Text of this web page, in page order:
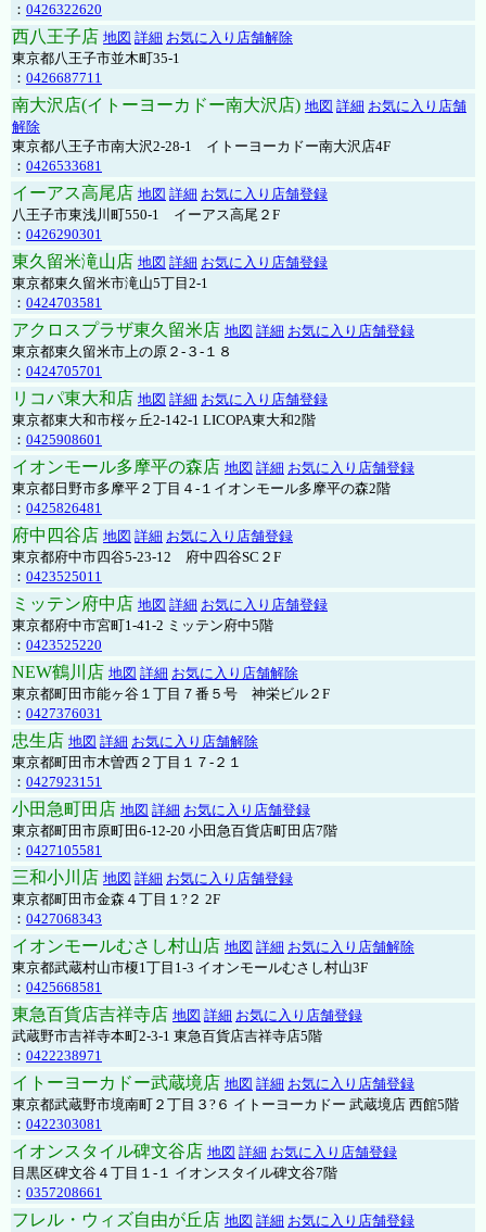
： 0426322620
西八王子店 地図 詳細 お気に入り店舗解除
東京都八王子市並木町35-1
： 0426687711
南大沢店(イトーヨーカドー南大沢店) 地図 詳細 お気に入り店舗
解除
東京都八王子市南大沢2-28-1 イトーヨーカドー南大沢店4F
： 0426533681
イーアス高尾店 地図 詳細 お気に入り店舗登録
八王子市東浅川町550-1 イーアス高尾２F
： 0426290301
東久留米滝山店 地図 詳細 お気に入り店舗登録
東京都東久留米市滝山5丁目2-1
： 0424703581
アクロスプラザ東久留米店 地図 詳細 お気に入り店舗登録
東京都東久留米市上の原２-３-１８
： 0424705701
リコパ東大和店 地図 詳細 お気に入り店舗登録
東京都東大和市桜ヶ丘2-142-1 LICOPA東大和2階
： 0425908601
イオンモール多摩平の森店 地図 詳細 お気に入り店舗登録
東京都日野市多摩平２丁目４-１イオンモール多摩平の森2階
： 0425826481
府中四谷店 地図 詳細 お気に入り店舗登録
東京都府中市四谷5-23-12 府中四谷SC２F
： 0423525011
ミッテン府中店 地図 詳細 お気に入り店舗登録
東京都府中市宮町1-41-2 ミッテン府中5階
： 0423525220
NEW鶴川店 地図 詳細 お気に入り店舗解除
東京都町田市能ヶ谷１丁目７番５号 神栄ビル２F
： 0427376031
忠生店 地図 詳細 お気に入り店舗解除
東京都町田市木曽西２丁目１７-２１
： 0427923151
小田急町田店 地図 詳細 お気に入り店舗登録
東京都町田市原町田6-12-20 小田急百貨店町田店7階
： 0427105581
三和小川店 地図 詳細 お気に入り店舗登録
東京都町田市金森４丁目１?２ 2F
： 0427068343
イオンモールむさし村山店 地図 詳細 お気に入り店舗解除
東京都武蔵村山市榎1丁目1-3 イオンモールむさし村山3F
： 0425668581
東急百貨店吉祥寺店 地図 詳細 お気に入り店舗登録
武蔵野市吉祥寺本町2-3-1 東急百貨店吉祥寺店5階
： 0422238971
イトーヨーカドー武蔵境店 地図 詳細 お気に入り店舗登録
東京都武蔵野市境南町２丁目３?６ イトーヨーカドー 武蔵境店 西館5階
： 0422303081
イオンスタイル碑文谷店 地図 詳細 お気に入り店舗登録
目黒区碑文谷４丁目１-１ イオンスタイル碑文谷7階
： 0357208661
フレル・ウィズ自由が丘店 地図 詳細 お気に入り店舗登録